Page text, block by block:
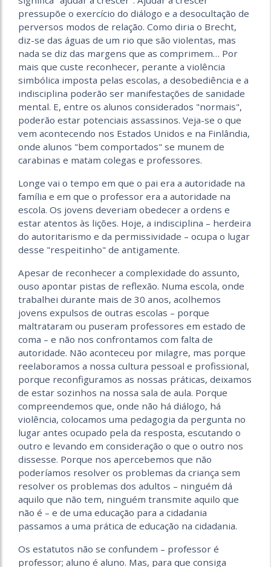
pressupõe o exercício do diálogo e a desocultação de
perversos modos de relação. Como diria o Brecht,
diz-se das águas de um rio que são violentas, mas
nada se diz das margens que as comprimem… Por
mais que custe reconhecer, perante a violência
simbólica imposta pelas escolas, a desobediência e a
indisciplina poderão ser manifestações de sanidade
mental. E, entre os alunos considerados "normais",
poderão estar potenciais assassinos. Veja-se o que
vem acontecendo nos Estados Unidos e na Finlândia,
onde alunos "bem comportados" se munem de
carabinas e matam colegas e professores.
Longe vai o tempo em que o pai era a autoridade na
família e em que o professor era a autoridade na
escola. Os jovens deveriam obedecer a ordens e
estar atentos às lições. Hoje, a indisciplina – herdeira
do autoritarismo e da permissividade – ocupa o lugar
desse "respeitinho" de antigamente.
Apesar de reconhecer a complexidade do assunto,
ouso apontar pistas de reflexão. Numa escola, onde
trabalhei durante mais de 30 anos, acolhemos
jovens expulsos de outras escolas – porque
maltrataram ou puseram professores em estado de
coma – e não nos confrontamos com falta de
autoridade. Não aconteceu por milagre, mas porque
reelaboramos a nossa cultura pessoal e profissional,
porque reconfiguramos as nossas práticas, deixamos
de estar sozinhos na nossa sala de aula. Porque
compreendemos que, onde não há diálogo, há
violência, colocamos uma pedagogia da pergunta no
lugar antes ocupado pela da resposta, escutando o
outro e levando em consideração o que o outro nos
dissesse. Porque nos apercebemos que não
poderíamos resolver os problemas da criança sem
resolver os problemas dos adultos – ninguém dá
aquilo que não tem, ninguém transmite aquilo que
não é – e de uma educação para a cidadania
passamos a uma prática de educação na cidadania.
Os estatutos não se confundem – professor é
professor; aluno é aluno. Mas, para que consiga